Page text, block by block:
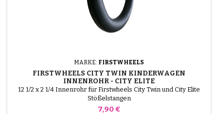
MARKE: FIRSTWHEELS
FIRSTWHEELS CITY TWIN KINDERWAGEN
INNENROHR - CITY ELITE
12 1/2 x 2 1/4 Innenrohr für Firstwheels City Twin und City Elite
Stößelstangen
Preis
7,90 €